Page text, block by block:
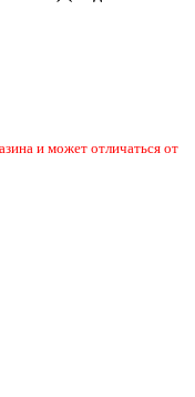
и может отличаться от